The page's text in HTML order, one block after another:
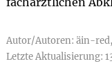
Autor/Autoren: äin-
Letzte Aktualisierung: